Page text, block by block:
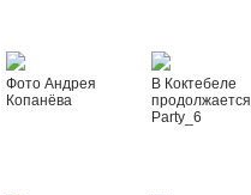
Фото Андрея
Копанёва
В Коктебеле
Party_6